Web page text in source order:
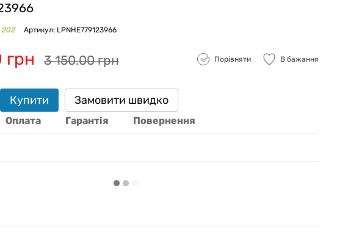
202 Артикул: LPNHE779123966
грн 3 150.00 грн Порівняти В бажання
Купити Замовити швидко
Оплата Гарантія Повернення